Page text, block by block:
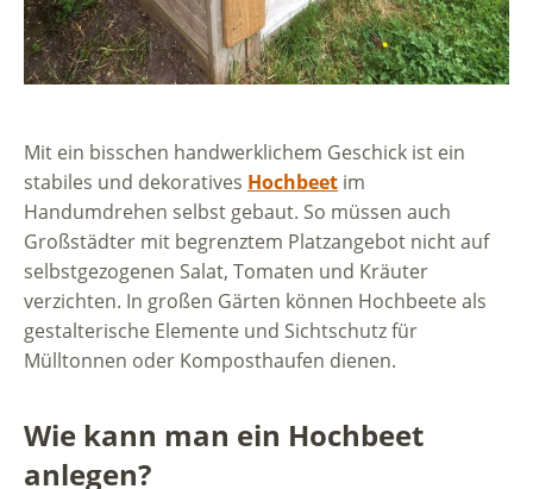
Mit ein bisschen handwerklichem Geschick ist ein
stabiles und dekoratives Hochbeet im
Handumdrehen selbst gebaut. So müssen auch
Großstädter mit begrenztem Platzangebot nicht auf
selbstgezogenen Salat, Tomaten und Kräuter
verzichten. In großen Gärten können Hochbeete als
gestalterische Elemente und Sichtschutz für
Mülltonnen oder Komposthaufen dienen.
Wie kann man ein Hochbeet
anlegen?